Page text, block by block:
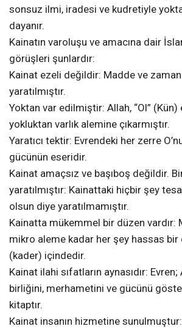
sonsuz ilmi, iradesi ve kudretiyle
dayanır.
Kainatın varoluşu ve amacına dair
görüşleri şunlardır:
Kainat ezeli değildir: Madde ve
yaratılmıştır.
Yoktan var edilmiştir: Allah, “Ol”
yokluktan varlık alemine çıkarmıştır.
Yaratıcı tektir: Evrendeki her zerre
gücünün eseridir.
Kainat amaçsız ve başıboş değildir.
yaratılmıştır: Kainattaki hiçbir şey
olsun diye yaratılmamıştır.
Kainatta mükemmel bir düzen vardır:
mikro aleme kadar her şey hassas bir
(kader) içindedir.
Kainat ilahi sıfatların aynasıdır: Evren;
birliğini, merhametini ve gücünü
kitaptır.
Kainat insanın hizmetine